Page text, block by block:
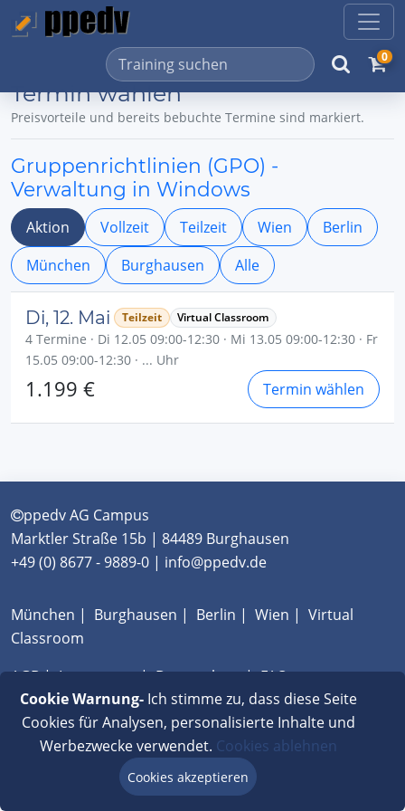
0
Termin wählen
Preisvorteile und bereits bebuchte Termine sind markiert.
Gruppenrichtlinien (GPO) -
Verwaltung in Windows
Aktion Vollzeit Teilzeit Wien
Berlin
München
Burghausen Alle
Di, 12. Mai Teilzeit Virtual Classroom
4 Termine · Di 12.05 09:00-12:30 · Mi 13.05 09:00-12:30 · Fr
15.05 09:00-12:30 · ... Uhr
1.199 € Termin wählen
ppedv AG Campus
Marktler Straße 15b | 84489 Burghausen
+49 (0) 8677 - 9889-0 | info@ppedv.de
München | Burghausen | Berlin | Wien | Virtual
Classroom
AGB|Impressum|Datenschutz|FAQ
Cookie Warnung-Ich stimme zu, dass diese Seite
Cookies für Analysen, personalisierte Inhalte und
Werbezwecke verwendet. Cookies ablehnen
Cookies akzeptieren